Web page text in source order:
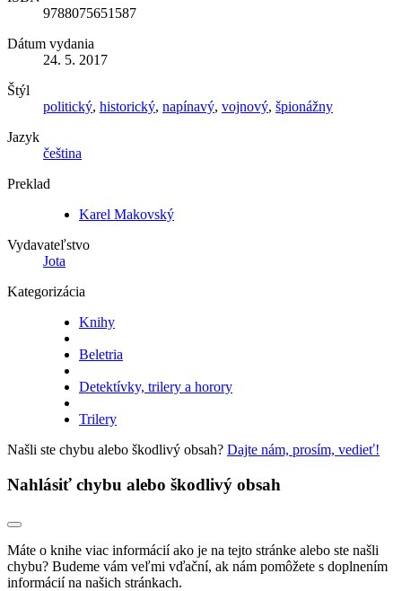
9788075651587
Dátum vydania
24. 5. 2017
Štýl
politický, historický, napínavý, vojnový, špionážny
Jazyk
čeština
Preklad
Karel Makovský
Vydavateľstvo
Jota
Kategorizácia
Knihy
Beletria
Detektívky, trilery a horory
Trilery
Našli ste chybu alebo škodlivý obsah? Dajte nám, prosím, vedieť!
Nahlásiť chybu alebo škodlivý obsah
Máte o knihe viac informácií ako je na tejto stránke alebo ste našli
chybu? Budeme vám veľmi vďační, ak nám pomôžete s doplnením
informácií na našich stránkach.